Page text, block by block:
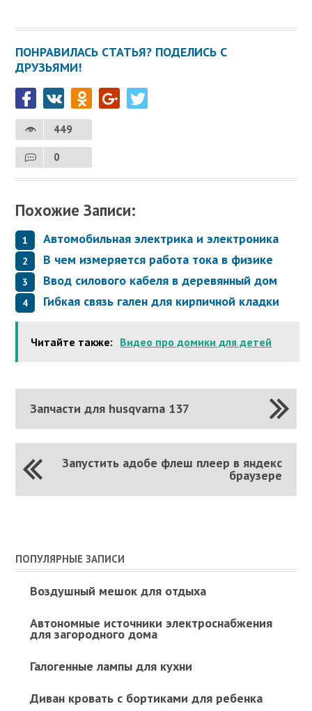
ПОНРАВИЛАСЬ СТАТЬЯ? ПОДЕЛИСЬ С
ДРУЗЬЯМИ!
449
0
Похожие Записи:
Автомобильная электрика и электроника
В чем измеряется работа тока в физике
Ввод силового кабеля в деревянный дом
Гибкая связь гален для кирпичной кладки
Читайте также: Видео про домики для детей
Запчасти для husqvarna 137
Запустить адобе флеш плеер в яндекс
браузере
ПОПУЛЯРНЫЕ ЗАПИСИ
Воздушный мешок для отдыха
Автономные источники электроснабжения
для загородного дома
Галогенные лампы для кухни
Диван кровать с бортиками для ребенка